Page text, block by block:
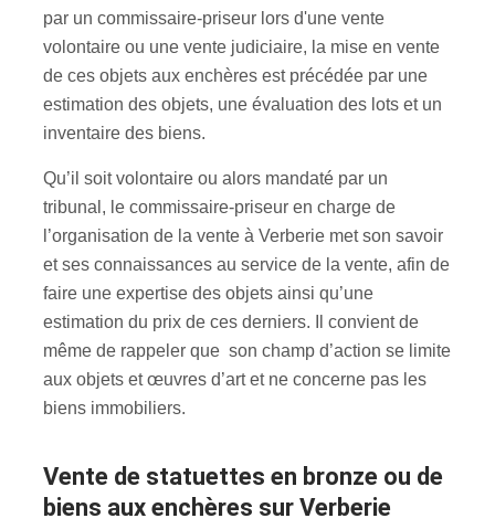
par un commissaire-priseur lors d'une vente
volontaire ou une vente judiciaire, la mise en vente
de ces objets aux enchères est précédée par une
estimation des objets, une évaluation des lots et un
inventaire des biens.
Qu’il soit volontaire ou alors mandaté par un
tribunal, le commissaire-priseur en charge de
l’organisation de la vente à Verberie met son savoir
et ses connaissances au service de la vente, afin de
faire une expertise des objets ainsi qu’une
estimation du prix de ces derniers. Il convient de
même de rappeler que son champ d’action se limite
aux objets et œuvres d’art et ne concerne pas les
biens immobiliers.
Vente de statuettes en bronze ou de
biens aux enchères sur Verberie